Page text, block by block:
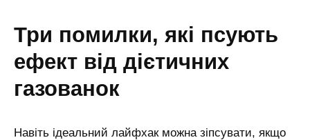
три помилки, які псують
ефект від дієтичних
газованок
Навіть ідеальний лайфхак можна зіпсувати, якщо